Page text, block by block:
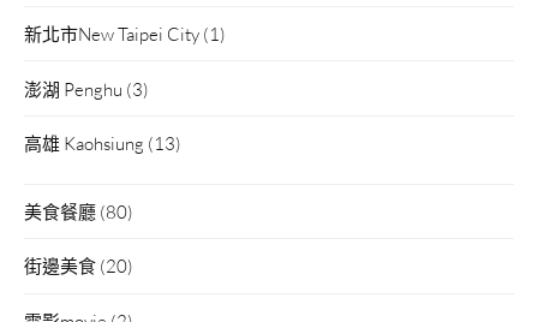
新北市New Taipei City (1)
澎湖 Penghu (3)
高雄 Kaohsiung (13)
美食餐廳 (80)
街邊美食 (20)